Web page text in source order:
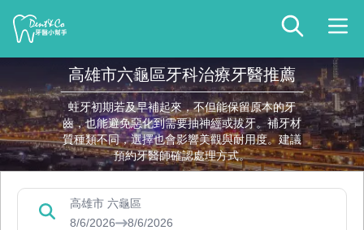
高雄市六龜區牙科治療牙醫推薦
蛀牙初期若及早補起來，不但能保留原本的牙
齒，也能避免惡化到需要抽神經或拔牙。補牙材
質種類不同，選擇也會影響美觀與耐用度。建議
預約牙醫師確認處理方式。
高雄市 六龜區
8/6/2026
8/6/2026